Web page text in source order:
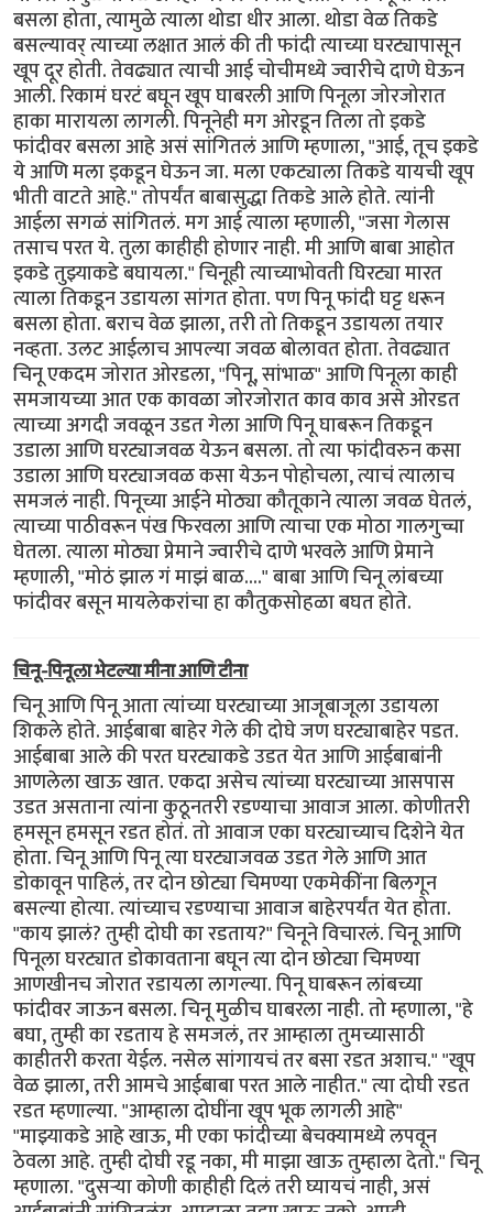
बसला होता, त्यामुळे त्याला थोडा धीर आला. थोडा वेळ तिकडे
बसल्यावर् त्याच्या लक्षात आलं की ती फांदी त्याच्या घरट्यापासून
खूप दूर होती. तेवढ्यात त्याची आई चोचीमध्ये ज्वारीचे दाणे घेऊन
आली. रिकामं घरटं बघून खूप घाबरली आणि पिनूला जोरजोरात
हाका मारायला लागली. पिनूनेही मग ओरडून तिला तो इकडे
फांदीवर बसला आहे असं सांगितलं आणि म्हणाला, "आई, तूच इकडे
ये आणि मला इकडून घेऊन जा. मला एकट्याला तिकडे यायची खूप
भीती वाटते आहे." तोपर्यंत बाबासुद्धा तिकडे आले होते. त्यांनी
आईला सगळं सांगितलं. मग आई त्याला म्हणाली, "जसा गेलास
तसाच परत ये. तुला काहीही होणार नाही. मी आणि बाबा आहोत
इकडे तुझ्याकडे बघायला." चिनूही त्याच्याभोवती घिरट्या मारत
त्याला तिकडून उडायला सांगत होता. पण पिनू फांदी घट्ट धरून
बसला होता. बराच वेळ झाला, तरी तो तिकडून उडायला तयार
नव्हता. उलट आईलाच आपल्या जवळ बोलावत होता. तेवढ्यात
चिनू एकदम जोरात ओरडला, "पिनू, सांभाळ" आणि पिनूला काही
समजायच्या आत एक कावळा जोरजोरात काव काव असे ओरडत
त्याच्या अगदी जवळून उडत गेला आणि पिनू घाबरून तिकडून
उडाला आणि घरट्याजवळ येऊन बसला. तो त्या फांदीवरुन कसा
उडाला आणि घरट्याजवळ कसा येऊन पोहोचला, त्याचं त्यालाच
समजलं नाही. पिनूच्या आईने मोठ्या कौतूकाने त्याला जवळ घेतलं,
त्याच्या पाठीवरून पंख फिरवला आणि त्याचा एक मोठा गालगुच्चा
घेतला. त्याला मोठ्या प्रेमाने ज्वारीचे दाणे भरवले आणि प्रेमाने
म्हणाली, "मोठं झाल गं माझं बाळ...." बाबा आणि चिनू लांबच्या
फांदीवर बसून मायलेकरांचा हा कौतुकसोहळा बघत होते.
चिनू-पिनूला भेटल्या मीना आणि टीना
चिनू आणि पिनू आता त्यांच्या घरट्याच्या आजूबाजूला उडायला
शिकले होते. आईबाबा बाहेर गेले की दोघे जण घरट्याबाहेर पडत.
आईबाबा आले की परत घरट्याकडे उडत येत आणि आईबाबांनी
आणलेला खाऊ खात. एकदा असेच त्यांच्या घरट्याच्या आसपास
उडत असताना त्यांना कुठूनतरी रडण्याचा आवाज आला. कोणीतरी
हमसून हमसून रडत होतं. तो आवाज एका घरट्याच्याच दिशेने येत
होता. चिनू आणि पिनू त्या घरट्याजवळ उडत गेले आणि आत
डोकावून पाहिलं, तर दोन छोट्या चिमण्या एकमेकींना बिलगून
बसल्या होत्या. त्यांच्याच रडण्याचा आवाज बाहेरपर्यंत येत होता.
"काय झालं? तुम्ही दोघी का रडताय?" चिनूने विचारलं. चिनू आणि
पिनूला घरट्यात डोकावताना बघून त्या दोन छोट्या चिमण्या
आणखीनच जोरात रडायला लागल्या. पिनू घाबरून लांबच्या
फांदीवर जाऊन बसला. चिनू मुळीच घाबरला नाही. तो म्हणाला, "हे
बघा, तुम्ही का रडताय हे समजलं, तर आम्हाला तुमच्यासाठी
काहीतरी करता येईल. नसेल सांगायचं तर बसा रडत अशाच." "खूप
वेळ झाला, तरी आमचे आईबाबा परत आले नाहीत." त्या दोघी रडत
रडत म्हणाल्या. "आम्हाला दोघींना खूप भूक लागली आहे"
"माझ्याकडे आहे खाऊ, मी एका फांदीच्या बेचक्यामध्ये लपवून
ठेवला आहे. तुम्ही दोघी रडू नका, मी माझा खाऊ तुम्हाला देतो." चिनू
म्हणाला. "दुसर्‍या कोणी काहीही दिलं तरी घ्यायचं नाही, असं